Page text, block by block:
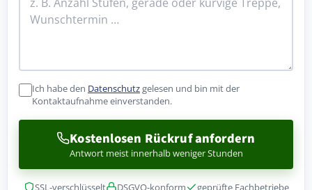
Ich habe den Datenschutzgelesen und bin mit der
Kontaktaufnahme einverstanden.
Kostenlosen Rückruf anfordern
Antwort meist innerhalb weniger Stunden
SSL-verschlüsselt DSGVO-konform
geprüfte Fachbetriebe